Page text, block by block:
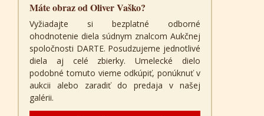
Máte obraz od Oliver Vaško?
Vyžiadajte si bezplatné odborné
ohodnotenie diela súdnym znalcom Aukčnej
spoločnosti DARTE. Posudzujeme jednotlivé
diela aj celé zbierky. Umelecké dielo
podobné tomuto vieme odkúpiť, ponúknuť v
aukcii alebo zaradiť do predaja v našej
galérii.